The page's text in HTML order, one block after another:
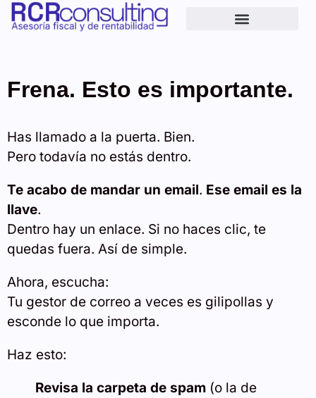
Frena. Esto es importante.
Has llamado a la puerta. Bien.
Pero todavía no estás dentro.
Te acabo de mandar un email. Ese email es la
llave.
Dentro hay un enlace. Si no haces clic, te
quedas fuera. Así de simple.
Ahora, escucha:
Tu gestor de correo a veces es gilipollas y
esconde lo que importa.
Haz esto:
Revisa la carpeta de spam (o la de